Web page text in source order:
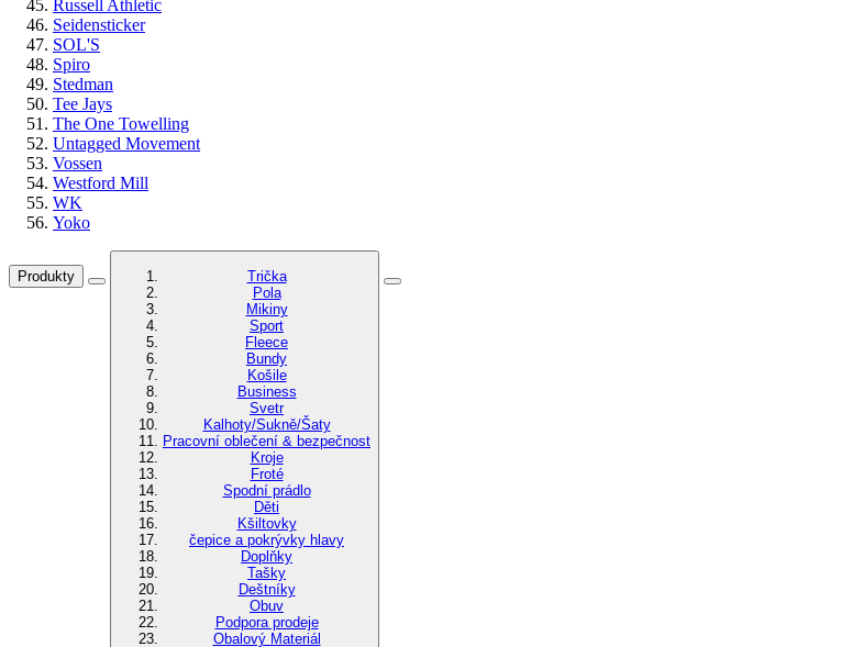
Russell Athletic
Seidensticker
SOL'S
Spiro
Stedman
Tee Jays
The One Towelling
Untagged Movement
Vossen
Westford Mill
WK
Yoko
Produkty
Trička
Pola
Mikiny
Sport
Fleece
Bundy
Košile
Business
Svetr
Kalhoty/Sukně/Šaty
Pracovní oblečení & bezpečnost
Kroje
Froté
Spodní prádlo
Děti
Kšiltovky
čepice a pokrývky hlavy
Doplňky
Tašky
Deštníky
Obuv
Podpora prodeje
Obalový Materiál